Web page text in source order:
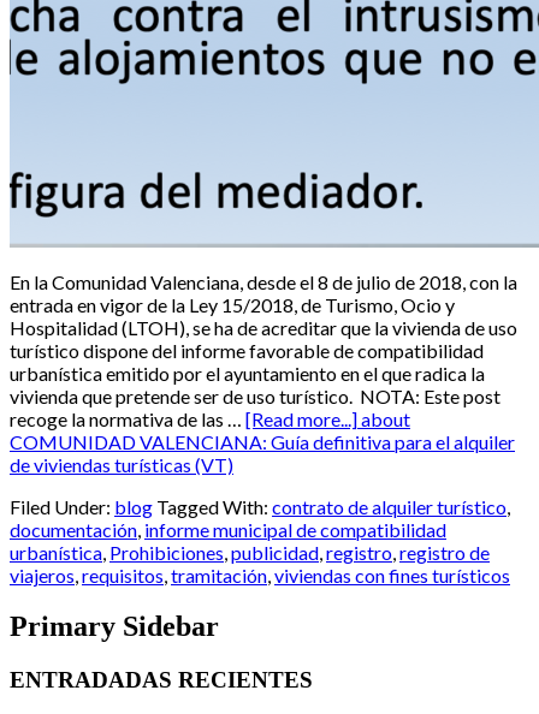
En la Comunidad Valenciana, desde el 8 de julio de 2018, con la
entrada en vigor de la Ley 15/2018, de Turismo, Ocio y
Hospitalidad (LTOH), se ha de acreditar que la vivienda de uso
turístico dispone del informe favorable de compatibilidad
urbanística emitido por el ayuntamiento en el que radica la
vivienda que pretende ser de uso turístico. NOTA: Este post
recoge la normativa de las … [Read more...]about
COMUNIDAD VALENCIANA: Guía definitiva para el alquiler
de viviendas turísticas (VT)
Filed Under: blog Tagged With: contrato de alquiler turístico
documentación informe municipal de compatibilidad
urbanística Prohibiciones publicidad registro registro de
viajeros requisitos tramitación viviendas con fines turísticos
Primary Sidebar
ENTRADADAS RECIENTES